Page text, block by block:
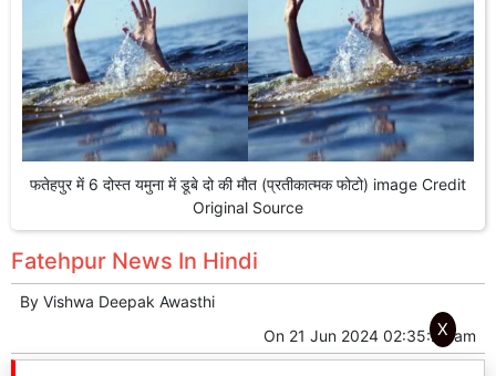
फतेहपुर में 6 दोस्त यमुना में डूबे दो की मौत (प्रतीकात्मक फोटो) image Credit
Original Source
Fatehpur News In Hindi
By Vishwa Deepak Awasthi
On 21 Jun 2024 02:35:20 am
X